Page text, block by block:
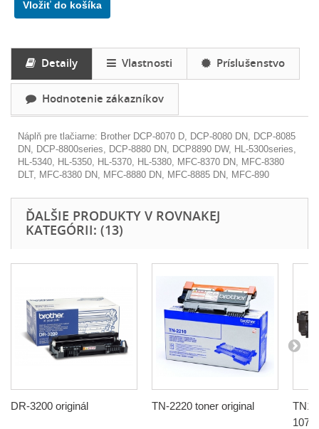
Vložiť do košíka
Detaily Vlastnosti Príslušenstvo
Hodnotenie zákazníkov
Náplň pre tlačiarne: Brother DCP-8070 D, DCP-8080 DN, DCP-8085
DN, DCP-8800series, DCP-8880 DN, DCP8890 DW, HL-5300series,
HL-5340, HL-5350, HL-5370, HL-5380, MFC-8370 DN, MFC-8380
DLT, MFC-8380 DN, MFC-8880 DN, MFC-8885 DN, MFC-890
ĎALŠIE PRODUKTY V ROVNAKEJ
KATEGÓRII: (13)
DR-3200 originál TN-2220 toner original